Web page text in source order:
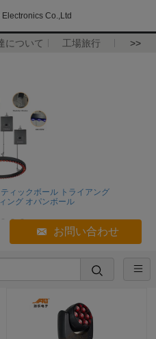
Co.,Ltd
について 工場旅行 >>
ィックボール トライアング
ング オパンボール
お問い合わせ